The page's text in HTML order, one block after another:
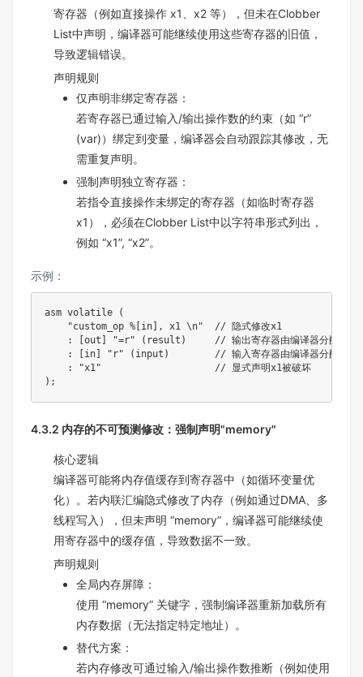
寄存器（例如直接操作 x1、x2 等），但未在Clobber
List中声明，编译器可能继续使用这些寄存器的旧值，
导致逻辑错误。
声明规则
仅声明非绑定寄存器：
若寄存器已通过输入/输出操作数的约束（如 “r”
(var)）绑定到变量，编译器会自动跟踪其修改，无
需重复声明。
强制声明独立寄存器：
若指令直接操作未绑定的寄存器（如临时寄存器
x1），必须在Clobber List中以字符串形式列出，
例如 “x1”, “x2”。
示例：
asm volatile
(
"custom_op %[in], x1 \n"
// 隐式修改x1
:
out "=r" ( result )
// 输出寄存器由编译器分配
:
in "r" ( input )
// 输入寄存器由编译器分配
:
"x1"
// 显式声明x1被破坏
) ;
4.3.2 内存的不可预测修改：强制声明"memory"
核心逻辑
编译器可能将内存值缓存到寄存器中（如循环变量优
化）。若内联汇编隐式修改了内存（例如通过DMA、多
线程写入），但未声明 “memory”，编译器可能继续使
用寄存器中的缓存值，导致数据不一致。
声明规则
全局内存屏障：
使用 “memory” 关键字，强制编译器重新加载所有
内存数据（无法指定特定地址）。
替代方案：
若内存修改可通过输入/输出操作数推断（例如使用